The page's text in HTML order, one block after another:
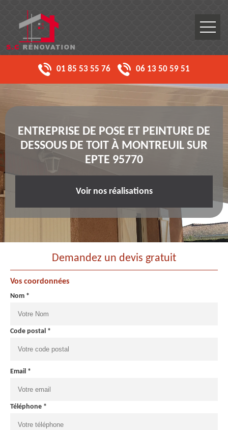
01 85 53 55 76 06 13 50 59 51
ENTREPRISE DE POSE ET PEINTURE DE
DESSOUS DE TOIT À MONTREUIL SUR
EPTE 95770
Voir nos réalisations
Demandez un devis gratuit
Vos coordonnées
Nom *
Code postal *
Email *
Téléphone *